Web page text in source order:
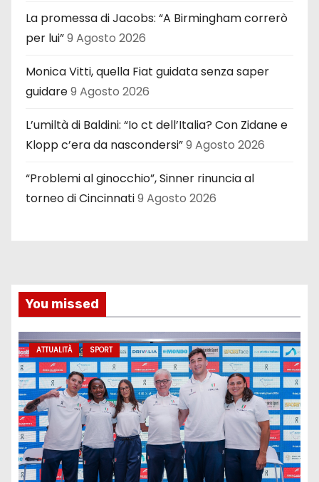
La promessa di Jacobs: “A Birmingham correrò
per lui”9 Agosto 2026
Monica Vitti, quella Fiat guidata senza saper
guidare9 Agosto 2026
L’umiltà di Baldini: “Io ct dell’Italia? Con Zidane e
Klopp c’era da nascondersi”9 Agosto 2026
“Problemi al ginocchio”, Sinner rinuncia al
torneo di Cincinnati9 Agosto 2026
You missed
ATTUALITÀ SPORT